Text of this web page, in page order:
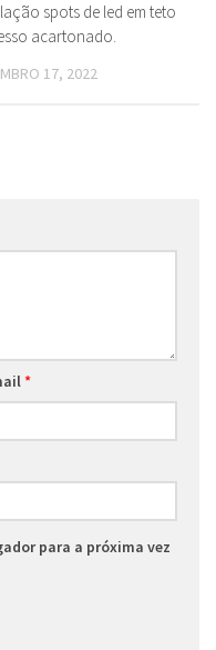
spots de led em teto
acartonado.
17, 2022
*
para a próxima vez